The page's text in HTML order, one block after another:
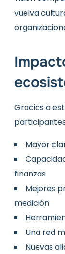
vuelva
Gracias a
Mayor
finanzas
Mejores
medición
Una red
Nuevas